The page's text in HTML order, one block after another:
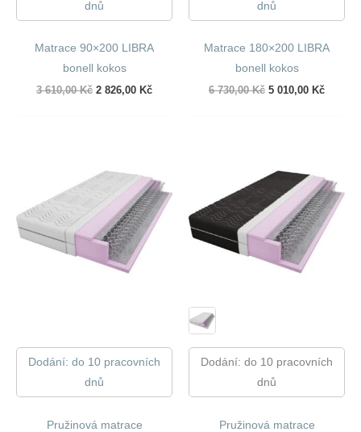
dnů
Matrace 90×200 LIBRA
bonell kokos
3 610,00Kč Původní
2 826,00 KčAktuální
dnů
Matrace 180×200 LIBRA
bonell kokos
6 730,00Kč Původní
5 010,00 Kč
Dodání: do 10 pracovních
dnů
Pružinová matrace
Dodání: do 10 pracovních
dnů
Pružinová matrace